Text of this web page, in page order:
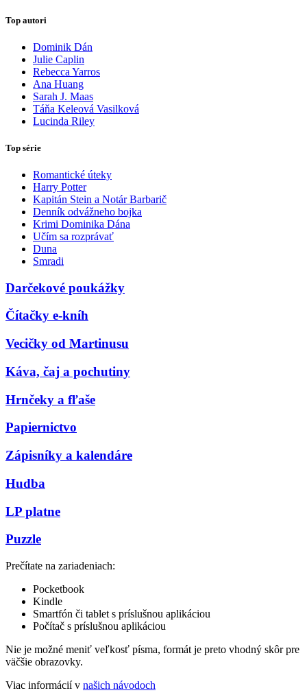
Top autori
Dominik Dán
Julie Caplin
Rebecca Yarros
Ana Huang
Sarah J. Maas
Táňa Keleová Vasilková
Lucinda Riley
Top série
Romantické úteky
Harry Potter
Kapitán Stein a Notár Barbarič
Denník odvážneho bojka
Krimi Dominika Dána
Učím sa rozprávať
Duna
Smradi
Darčekové poukážky
Čítačky e-kníh
Vecičky od Martinusu
Káva, čaj a pochutiny
Hrnčeky a fľaše
Papiernictvo
Zápisníky a kalendáre
Hudba
LP platne
Puzzle
Prečítate na zariadeniach:
Pocketbook
Kindle
Smartfón či tablet s príslušnou aplikáciou
Počítač s príslušnou aplikáciou
Nie je možné meniť veľkosť písma, formát je preto vhodný skôr pre
väčšie obrazovky.
Viac informácií v našich návodoch